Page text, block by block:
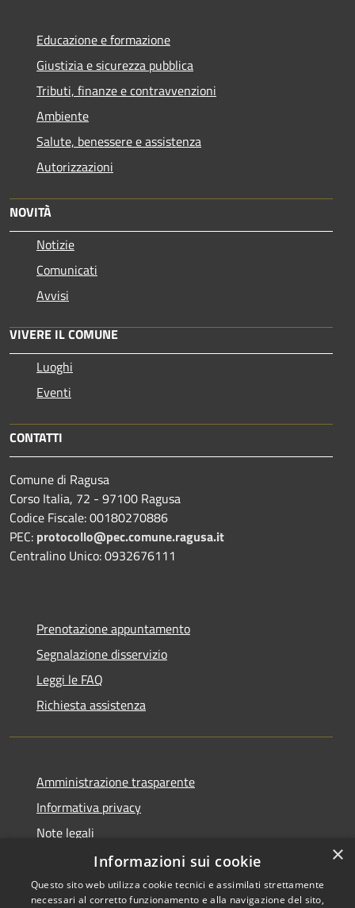
Educazione e formazione
Giustizia e sicurezza pubblica
Tributi, finanze e contravvenzioni
Ambiente
Salute, benessere e assistenza
Autorizzazioni
NOVITÀ
Notizie
Comunicati
Avvisi
VIVERE IL COMUNE
Luoghi
Eventi
CONTATTI
Comune di Ragusa
Corso Italia, 72 - 97100 Ragusa
Codice Fiscale: 00180270886
PEC: protocollo@pec.comune.ragusa.it
Centralino Unico: 0932676111
Prenotazione appuntamento
Segnalazione disservizio
Leggi le FAQ
Richiesta assistenza
Amministrazione trasparente
Informativa privacy
Note legali
Dichiarazione di accessibilità
×
Informazioni sui cookie
Questo sito web utilizza cookie tecnici e assimilati strettamente
necessari al corretto funzionamento e alla navigazione del sito,